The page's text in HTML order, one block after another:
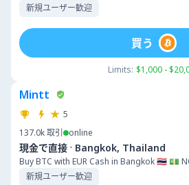
新規ユーザー歓迎
Limits: $1,000 -
買う
Mintt
5
137.0k取引 online
現金で直接 · Bangkok, Thailand
Buy BTC with EUR Cash in Bangkok 🇹🇭 💵
新規ユーザー歓迎